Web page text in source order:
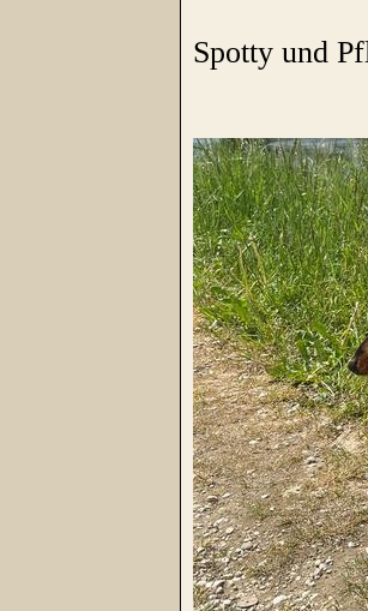
Spotty und